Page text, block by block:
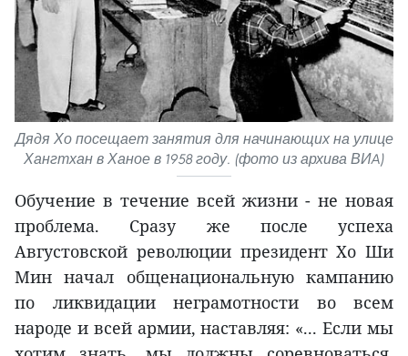
Дядя Хо посещает занятия для начинающих на улице
Хангтхан в Ханое в 1958 году. (фото из архива ВИA)
Обучение в течение всей жизни - не новая
проблема. Сразу же после успеха
Августовской революции президент Хо Ши
Мин начал общенациональную кампанию
по ликвидации неграмотности во всем
народе и всей армии, наставляя: «... Если мы